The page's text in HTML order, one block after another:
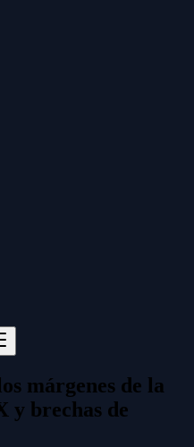
márgenes de la
y brechas de